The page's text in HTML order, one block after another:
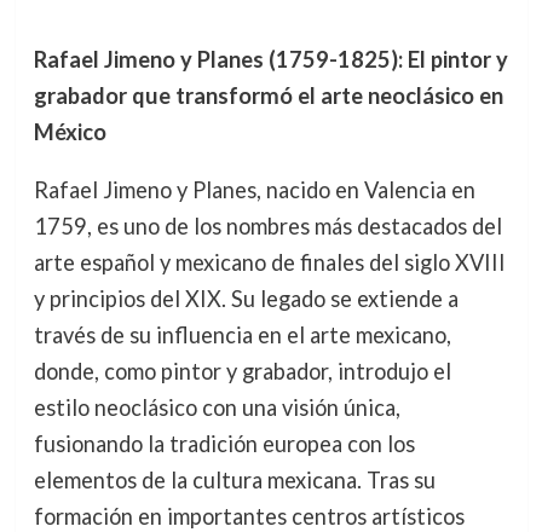
Rafael Jimeno y Planes (1759-1825): El pintor y
grabador que transformó el arte neoclásico en
México
Rafael Jimeno y Planes, nacido en Valencia en
1759, es uno de los nombres más destacados del
arte español y mexicano de finales del siglo XVIII
y principios del XIX. Su legado se extiende a
través de su influencia en el arte mexicano,
donde, como pintor y grabador, introdujo el
estilo neoclásico con una visión única,
fusionando la tradición europea con los
elementos de la cultura mexicana. Tras su
formación en importantes centros artísticos